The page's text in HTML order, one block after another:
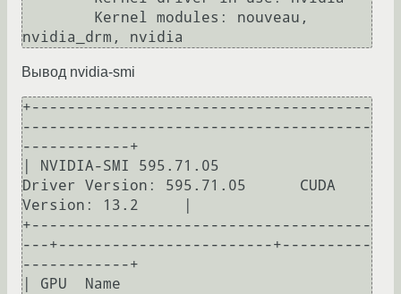
Вывод nvidia-smi
+--------------------------------------
---------------------------------------
------------+
| NVIDIA-SMI 595.71.05
Driver Version: 595.71.05      CUDA
Version: 13.2     |
+--------------------------------------
---+------------------------+----------
------------+
| GPU  Name